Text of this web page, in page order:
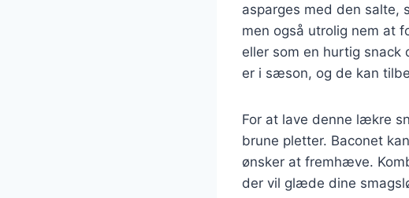
asparges med den salte,
men også utrolig nem at
eller som en hurtig
er i sæson, og de kan
For at lave denne lækre
brune pletter. Baconet
ønsker at fremhæve.
der vil glæde dine